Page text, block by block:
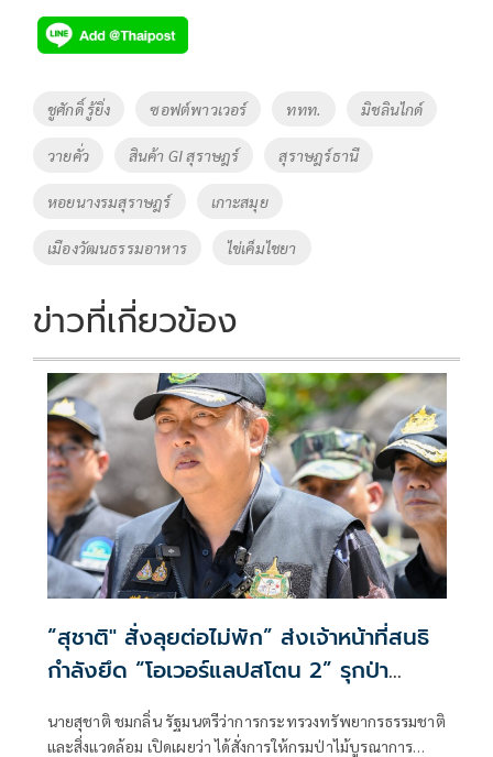
Tags
ชูศักดิ์ รู้ยิ่ง ซอฟต์พาวเวอร์ ททท. มิชลินไกด์
วายคั่ว สินค้า GI สุราษฎร์ สุราษฎร์ธานี
หอยนางรมสุราษฎร์ เกาะสมุย
เมืองวัฒนธรรมอาหาร ไข่เค็มไชยา
ข่าวที่เกี่ยวข้อง
“สุชาติ" สั่งลุยต่อไม่พัก” ส่งเจ้าหน้าที่สนธิ
กำลังยึด “โอเวอร์แลปสโตน 2” รุกป่า
เกาะสมุยกว่า 4 ไร่ ย้ำชัดบังคับใช้กฎหมาย
ไม่ปล่อยผ่านพวกแสวงประโยชน์จากที่ดินรัฐ
นายสุชาติ ชมกลิ่น รัฐมนตรีว่าการกระทรวงทรัพยากรธรรมชาติ
และสิ่งแวดล้อม เปิดเผยว่า ได้สั่งการให้กรมป่าไม้บูรณาการ